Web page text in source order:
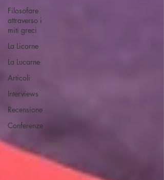
Filosofare
attraverso i
miti greci
La Licorne
La Lucarne
Articoli
Interviews
Recensione
Conferenze